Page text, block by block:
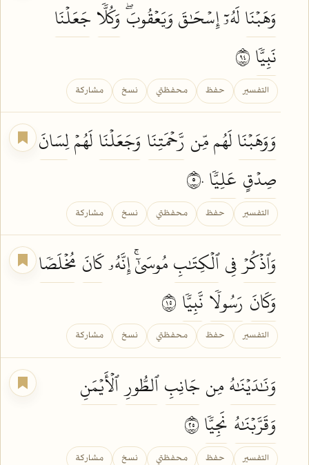
وَهَبۡنَالَهُۥٓ إِسۡحَٰقَ وَيَعۡقُوبَۖوَكُلّٗاجَعَلۡنَا
نَبِيّٗا
التفسير حفظ محفظتي نسخ مشاركة
وَوَهَبۡنَالَهُم مِّن رَّحۡمَتِنَا وَجَعَلۡنَا لَهُمۡلِسَانَ
صِدۡقٍ عَلِيّٗا
التفسير حفظ محفظتي نسخ مشاركة
وَٱذۡكُرۡفِيٱلۡكِتَٰبِمُوسَىٰٓۚ إِنَّهُۥكَانَ مُخۡلَصٗا
وَكَانَ رَسُولٗا نَّبِيّٗا
التفسير حفظ محفظتي نسخ مشاركة
وَنَٰدَيۡنَٰهُمِنجَانِبِٱلطُّورِٱلۡأَيۡمَنِ
وَقَرَّبۡنَٰهُ نَجِيّٗا
التفسير حفظ محفظتي نسخ مشاركة